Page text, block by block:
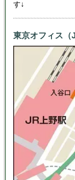
す↓
東京オフィス（